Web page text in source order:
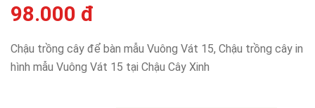
98.000 đ
Chậu trồng cây để bàn mẫu Vuông Vát 15, Chậu trồng cây in
hình mẫu Vuông Vát 15 tại Chậu Cây Xinh